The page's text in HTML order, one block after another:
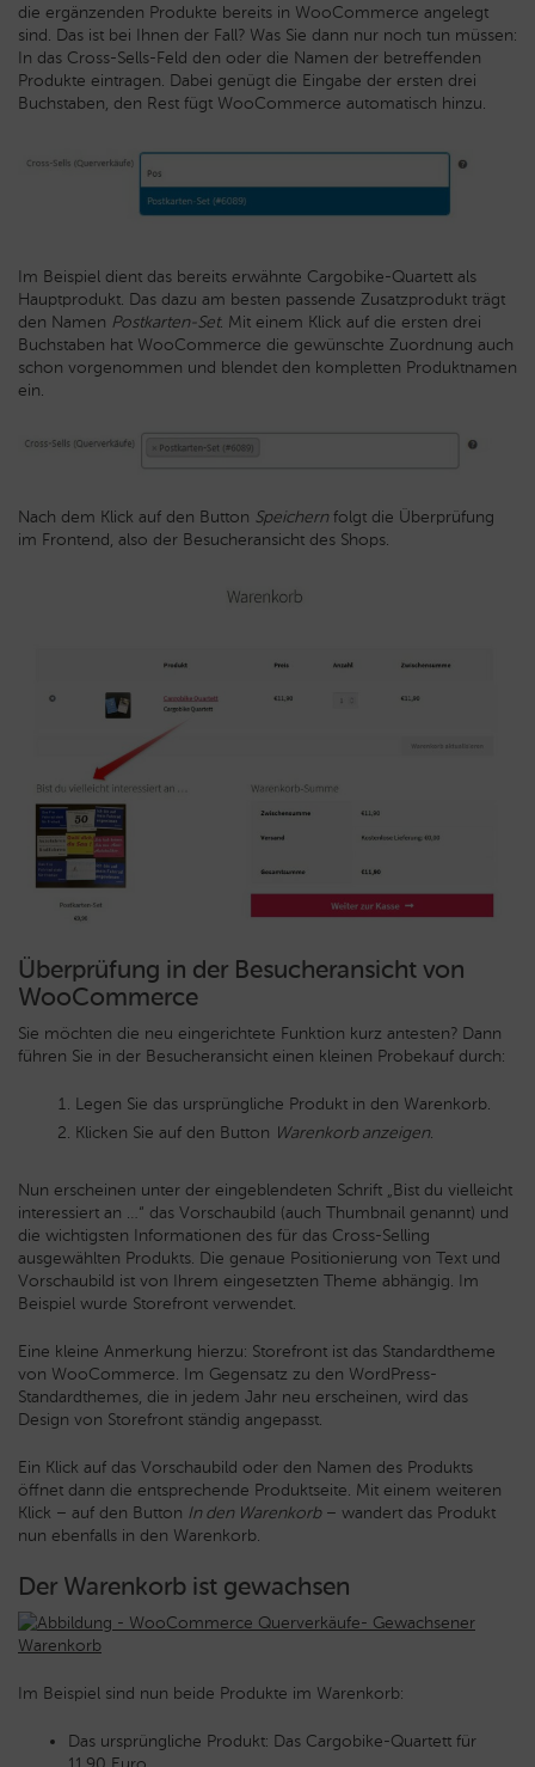
die ergänzenden Produkte bereits in WooCommerce angelegt
sind. Das ist bei Ihnen der Fall? Was Sie dann nur noch tun müssen:
In das Cross-Sells-Feld den oder die Namen der betreffenden
Produkte eintragen. Dabei genügt die Eingabe der ersten drei
Buchstaben, den Rest fügt WooCommerce automatisch hinzu.
Im Beispiel dient das bereits erwähnte Cargobike-Quartett als
Hauptprodukt. Das dazu am besten passende Zusatzprodukt trägt
den Namen Postkarten-Set. Mit einem Klick auf die ersten drei
Buchstaben hat WooCommerce die gewünschte Zuordnung auch
schon vorgenommen und blendet den kompletten Produktnamen
ein.
Nach dem Klick auf den Button Speichernfolgt die Überprüfung
im Frontend, also der Besucheransicht des Shops.
Überprüfung in der Besucheransicht von
WooCommerce
Sie möchten die neu eingerichtete Funktion kurz antesten? Dann
führen Sie in der Besucheransicht einen kleinen Probekauf durch:
Legen Sie das ursprüngliche Produkt in den Warenkorb.
Klicken Sie auf den Button Warenkorb anzeigen.
Nun erscheinen unter der eingeblendeten Schrift „Bist du vielleicht
interessiert an …“ das Vorschaubild (auch Thumbnail genannt) und
die wichtigsten Informationen des für das Cross-Selling
ausgewählten Produkts. Die genaue Positionierung von Text und
Vorschaubild ist von Ihrem eingesetzten Theme abhängig. Im
Beispiel wurde Storefront verwendet.
Eine kleine Anmerkung hierzu: Storefront ist das Standardtheme
von WooCommerce. Im Gegensatz zu den WordPress-
Standardthemes, die in jedem Jahr neu erscheinen, wird das
Design von Storefront ständig angepasst.
Ein Klick auf das Vorschaubild oder den Namen des Produkts
öffnet dann die entsprechende Produktseite. Mit einem weiteren
Klick – auf den Button In den Warenkorb– wandert das Produkt
nun ebenfalls in den Warenkorb.
Der Warenkorb ist gewachsen
Im Beispiel sind nun beide Produkte im Warenkorb:
Das ursprüngliche Produkt: Das Cargobike-Quartett für